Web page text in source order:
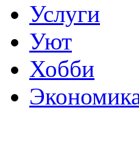
Услуги
Уют
Хобби